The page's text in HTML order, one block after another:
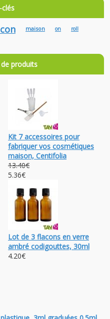
maison on roll
produits
Kit 7 accessoires pour
fabriquer vos cosmétiques
maison, Centifolia
13.40€
5.36€
Lot de 3 flacons en verre
ambré codigouttes, 30ml
4.20€